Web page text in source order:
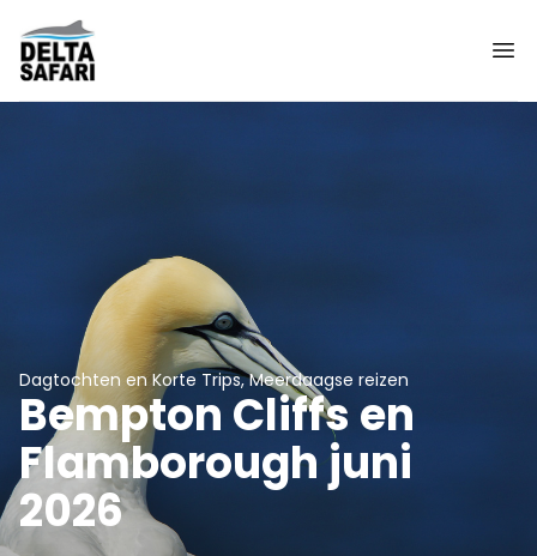
Bempton Cliffs en
Flamborough juni
2026
Dagtochten en Korte Trips, Meerdaagse reizen